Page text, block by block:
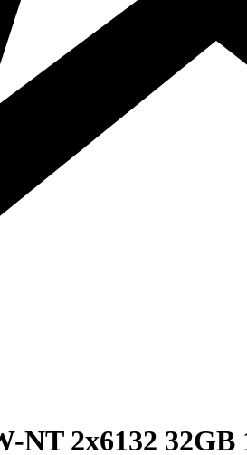
NT 2x6132